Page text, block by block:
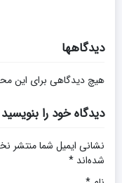
دیدگاهها
هیچ دیدگاهی برای این
دیدگاه خود را بنویسید
نشانی ایمیل شما منتشر
شده‌اند *